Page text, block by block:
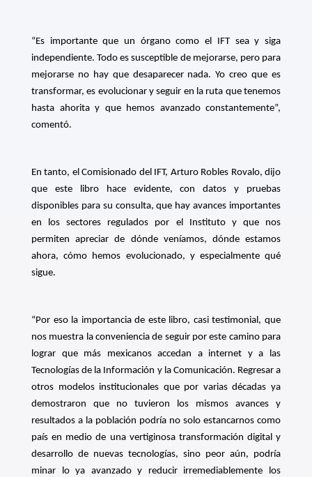
“Es importante que un órgano como el IFT sea y siga
independiente. Todo es susceptible de mejorarse, pero para
mejorarse no hay que desaparecer nada. Yo creo que es
transformar, es evolucionar y seguir en la ruta que tenemos
hasta ahorita y que hemos avanzado constantemente”,
comentó.
En tanto, el Comisionado del IFT, Arturo Robles Rovalo, dijo
que este libro hace evidente, con datos y pruebas
disponibles para su consulta, que hay avances importantes
en los sectores regulados por el Instituto y que nos
permiten apreciar de dónde veníamos, dónde estamos
ahora, cómo hemos evolucionado, y especialmente qué
sigue.
“Por eso la importancia de este libro, casi testimonial, que
nos muestra la conveniencia de seguir por este camino para
lograr que más mexicanos accedan a internet y a las
Tecnologías de la Información y la Comunicación. Regresar a
otros modelos institucionales que por varias décadas ya
demostraron que no tuvieron los mismos avances y
resultados a la población podría no solo estancarnos como
país en medio de una vertiginosa transformación digital y
desarrollo de nuevas tecnologías, sino peor aún, podría
minar lo ya avanzado y reducir irremediablemente los